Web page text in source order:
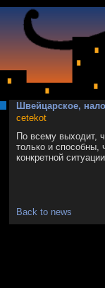
Швейцарское,
cetekot
По всему выходит,
только и способны,
конкретной
Back to news